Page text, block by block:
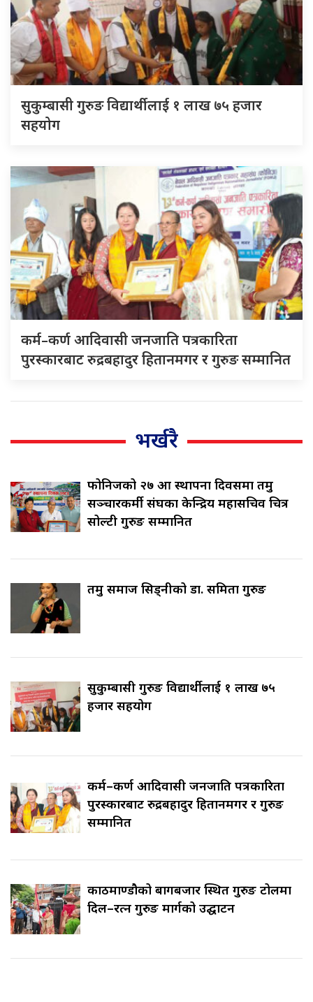
सुकुम्बासी गुरुङ विद्यार्थीलाई १ लाख ७५ हजार
सहयोग
कर्म–कर्ण आदिवासी जनजाति पत्रकारिता
पुरस्कारबाट रुद्रबहादुर हितानमगर र गुरुङ सम्मानित
भर्खरै
फोनिजको २७ औँ स्थापना दिवसमा तमु
सञ्चारकर्मी संघका केन्द्रिय महासचिव चित्र
सोल्टी गुरुङ सम्मानित
तमु समाज सिड्नीको डा. समिता गुरुङ
सुकुम्बासी गुरुङ विद्यार्थीलाई १ लाख ७५
हजार सहयोग
कर्म–कर्ण आदिवासी जनजाति पत्रकारिता
पुरस्कारबाट रुद्रबहादुर हितानमगर र गुरुङ
सम्मानित
काठमाण्डौको बागबजार स्थित गुरुङ टोलमा
दिल–रत्न गुरुङ मार्गको उद्घाटन